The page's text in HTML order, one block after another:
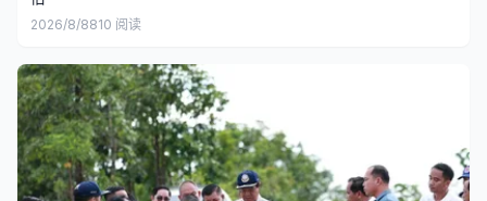
2026/8/8810 阅读